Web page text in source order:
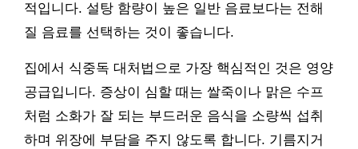
적입니다. 설탕 함량이 높은 일반 음료보다는 전해
질 음료를 선택하는 것이 좋습니다.
집에서 식중독 대처법으로 가장 핵심적인 것은 영양
공급입니다. 증상이 심할 때는 쌀죽이나 맑은 수프
처럼 소화가 잘 되는 부드러운 음식을 소량씩 섭취
하며 위장에 부담을 주지 않도록 합니다. 기름지거